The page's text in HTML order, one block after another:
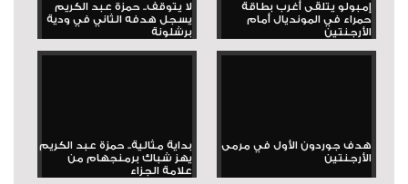
إمبولو يتلقى أغرب بطاقة
حمراء في المونديال أمام
الأرجنتين
لا يتوقف.. حمزة عبد الكريم
يسجل هدفه الثاني في ودية
برشلونة
هدف جوردون الأول في مرمى
الأرجنتين
بداية مثالية.. حمزة عبد الكريم
يهز شباك برمنجهام من
علامة الجزاء